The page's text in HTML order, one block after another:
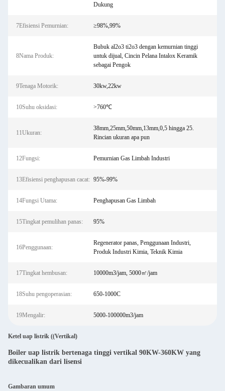
Dukung
7Efisiensi Pemurnian: ≥98%,99%
8Nama Produk:
Bubuk al2o3 ti2o3 dengan kemurnian tinggi
untuk dijual, Cincin Pelana Intalox Keramik
sebagai Pengok
9Tenaga Motorik: 30kw,22kw
10Suhu oksidasi: >760℃
11Ukuran:
38mm,25mm,50mm,13mm,0,5 hingga 25.
Rincian ukuran apa pun
12Fungsi: Pemurnian Gas Limbah Industri
13Efisiensi penghapusan cacat: 95%-99%
14Fungsi Utama: Penghapusan Gas Limbah
15Tingkat pemulihan panas: 95%
16Penggunaan:
Regenerator panas, Penggunaan Industri,
Produk Industri Kimia, Teknik Kimia
17Tingkat hembusan: 10000m3/jam, 5000㎡/jam
18Suhu pengoperasian: 650-1000C
19Mengalir: 5000-100000m3/jam
Ketel uap listrik ((Vertikal)
Boiler uap listrik bertenaga tinggi vertikal 90KW-360KW yang
dikecualikan dari lisensi
Gambaran umum